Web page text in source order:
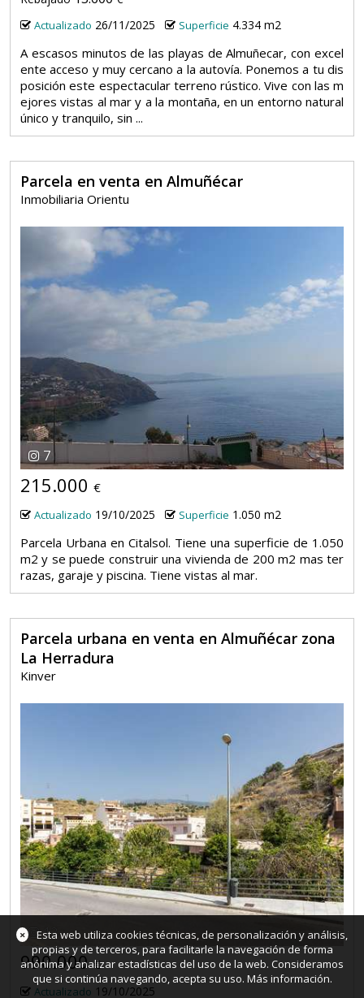
Actualizado 26/11/2025 Superficie 4.334 m2
A escasos minutos de las playas de Almuñecar, con excel
ente acceso y muy cercano a la autovía. Ponemos a tu dis
posición este espectacular terreno rústico. Vive con las m
ejores vistas al mar y a la montaña, en un entorno natural
único y tranquilo, sin ...
Parcela en venta en Almuñécar
Inmobiliaria Orientu
7
215.000 €
Actualizado 19/10/2025 Superficie 1.050 m2
Parcela Urbana en Citalsol. Tiene una superficie de 1.050
m2 y se puede construir una vivienda de 200 m2 mas ter
razas, garaje y piscina. Tiene vistas al mar.
Parcela urbana en venta en Almuñécar zona
La Herradura
Kinver
12
990.000€
Actualizado 19/10/2025
×
Esta web utiliza cookies técnicas, de personalización y análisis,
propias y de terceros, para facilitarle la navegación de forma
anónima y analizar estadísticas del uso de la web. Consideramos
que si continúa navegando, acepta su uso. Más información.